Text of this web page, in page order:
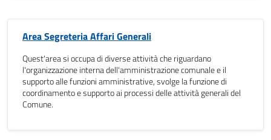
Area Segreteria Affari Generali
Quest'area si occupa di diverse attività che riguardano
l'organizzazione interna dell'amministrazione comunale e il
supporto alle funzioni amministrative, svolge la funzione di
coordinamento e supporto ai processi delle attività generali del
Comune.